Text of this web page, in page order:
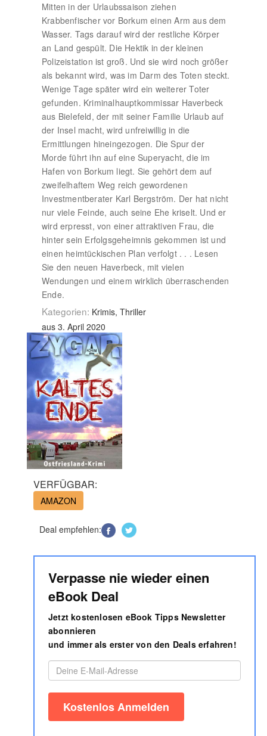
Mitten in der Urlaubssaison ziehen
Krabbenfischer vor Borkum einen Arm aus dem
Wasser. Tags darauf wird der restliche Körper
an Land gespült. Die Hektik in der kleinen
Polizeistation ist groß. Und sie wird noch größer
als bekannt wird, was im Darm des Toten steckt.
Wenige Tage später wird ein weiterer Toter
gefunden. Kriminalhauptkommissar Haverbeck
aus Bielefeld, der mit seiner Familie Urlaub auf
der Insel macht, wird unfreiwillig in die
Ermittlungen hineingezogen. Die Spur der
Morde führt ihn auf eine Superyacht, die im
Hafen von Borkum liegt. Sie gehört dem auf
zweifelhaftem Weg reich gewordenen
Investmentberater Karl Bergström. Der hat nicht
nur viele Feinde, auch seine Ehe kriselt. Und er
wird erpresst, von einer attraktiven Frau, die
hinter sein Erfolgsgeheimnis gekommen ist und
einen heimtückischen Plan verfolgt . . . Lesen
Sie den neuen Haverbeck, mit vielen
Wendungen und einem wirklich überraschenden
Ende.
Kategorien: Krimis, Thriller
aus 3. April 2020
VERFÜGBAR:
AMAZON
Deal empfehlen:
Verpasse nie wieder einen
eBook Deal
Jetzt kostenlosen eBook Tipps Newsletter
abonnieren
und immer als erster von den Deals erfahren!